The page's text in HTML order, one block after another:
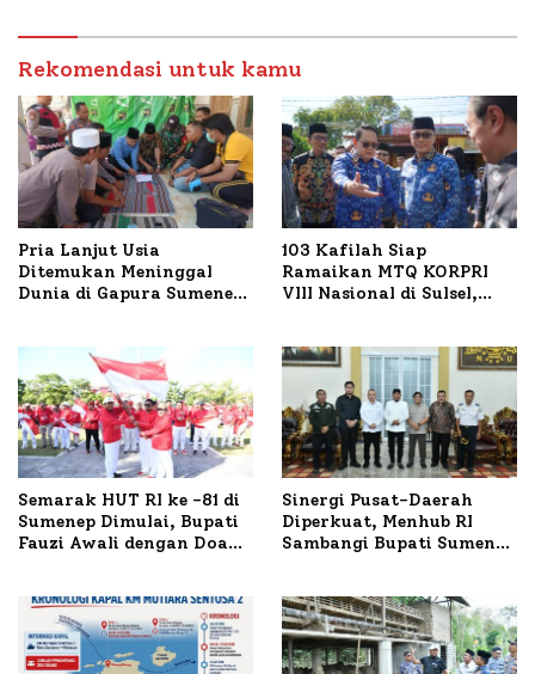
Petelur di Desa Bataal
Timur
Rekomendasi untuk kamu
Pria Lanjut Usia
Ditemukan Meninggal
Dunia di Gapura Sumenep,
103 Kafilah Siap
Ramaikan MTQ KORPRI
VIII Nasional di Sulsel,
Semarak HUT RI ke -81 di
Sumenep Dimulai, Bupati
Fauzi Awali dengan Doa
Sinergi Pusat-Daerah
Diperkuat, Menhub RI
Sambangi Bupati Sumenep